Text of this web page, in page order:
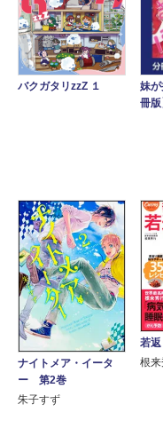
バクガタリzzZ １
妹
冊版
ナイトメア・イータ
ー 第2巻
朱子すず
若
根